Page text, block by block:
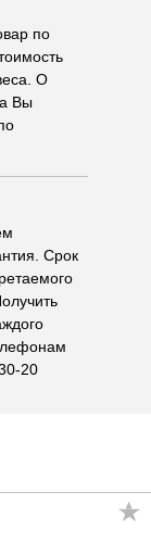
по
О
Вы
Срок
20